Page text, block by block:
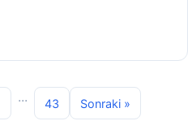
... 43 Sonraki »